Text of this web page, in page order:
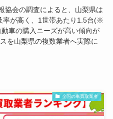
協会の調査によると、山梨県は
率が高く、1世帯あたり1.5台(※
車の購入ニーズが高い傾向が
を山梨県の複数業者へ実際に
全国の車買取業者